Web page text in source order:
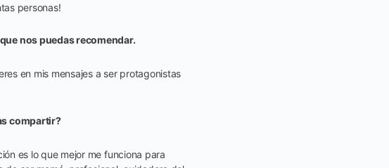
personas!
nos puedas recomendar.
en mis mensajes a ser protagonistas
compartir?
es lo que mejor me funciona para